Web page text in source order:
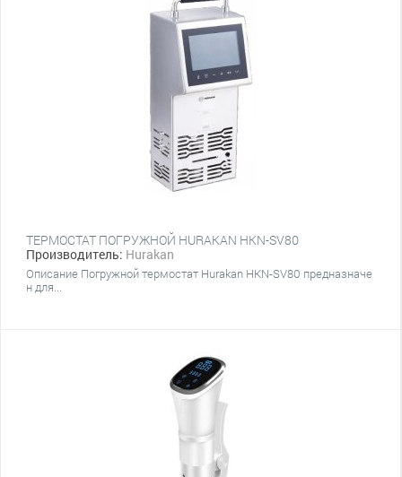
ТЕРМОСТАТ ПОГРУЖНОЙ HURAKAN HKN-SV80
Производитель: Hurakan
Описание Погружной термостат Hurakan HKN-SV80 предназначе
н для...